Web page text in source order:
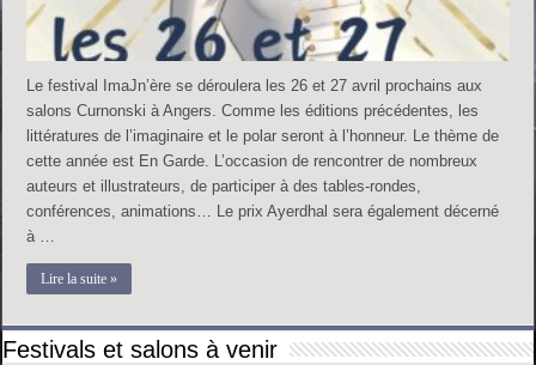
Le festival ImaJn’ère se déroulera les 26 et 27 avril prochains aux
salons Curnonski à Angers. Comme les éditions précédentes, les
littératures de l’imaginaire et le polar seront à l’honneur. Le thème de
cette année est En Garde. L’occasion de rencontrer de nombreux
auteurs et illustrateurs, de participer à des tables-rondes,
conférences, animations… Le prix Ayerdhal sera également décerné
à …
Lire la suite »
Festivals et salons à venir